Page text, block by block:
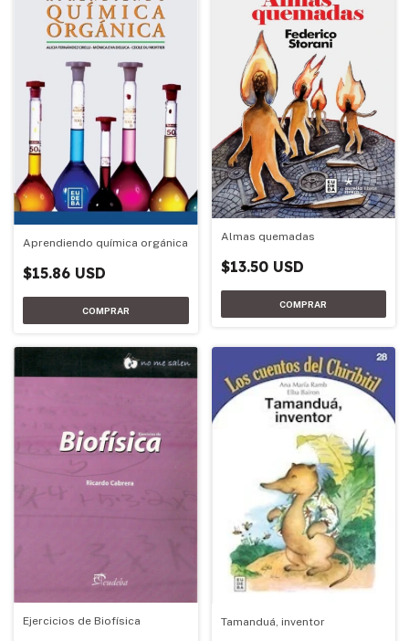
Aprendiendo química orgánica
$15.86 USD
Almas quemadas
$13.50 USD
Ejercicios de Biofísica Tamanduá, inventor